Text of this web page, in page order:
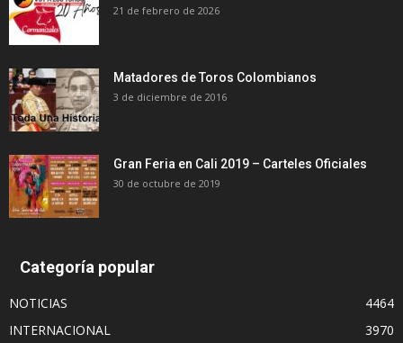
21 de febrero de 2026
Matadores de Toros Colombianos
3 de diciembre de 2016
Gran Feria en Cali 2019 – Carteles Oficiales
30 de octubre de 2019
Categoría popular
NOTICIAS
4464
INTERNACIONAL
3970